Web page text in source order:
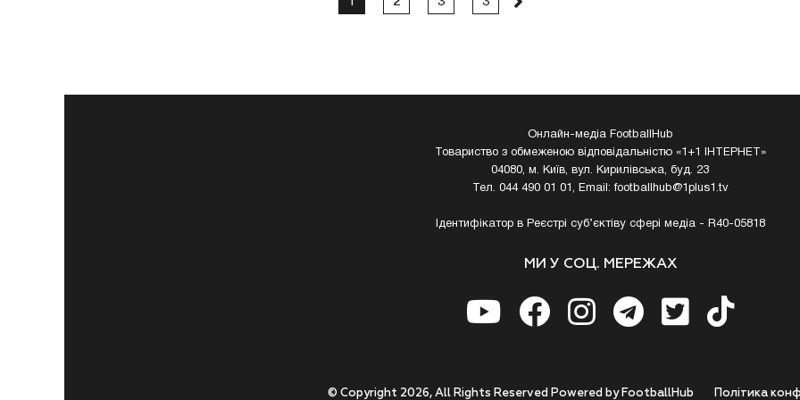
Онлайн-медіа FootballHub
Товариство з обмеженою відповідальністю «1+1 ІНТЕРНЕТ»
04080, м. Київ, вул. Кирилівська, буд. 23
Тел. 044 490 01 01, Email:footballhub@1plus1.tv
Ідентифікатор в Реєстрі суб’єктіву сфері медіа - R40-05818
МИ У СОЦ. МЕРЕЖАХ
Полiтика
© Copyright 2026, All Rights Reserved Powered by FootballHub